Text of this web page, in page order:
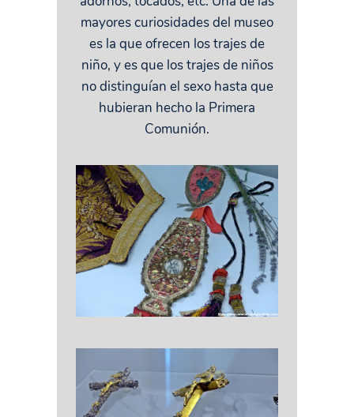
mayores curiosidades del museo
es la que ofrecen los trajes de
niño, y es que los trajes de niños
no distinguían el sexo hasta que
hubieran hecho la Primera
Comunión.